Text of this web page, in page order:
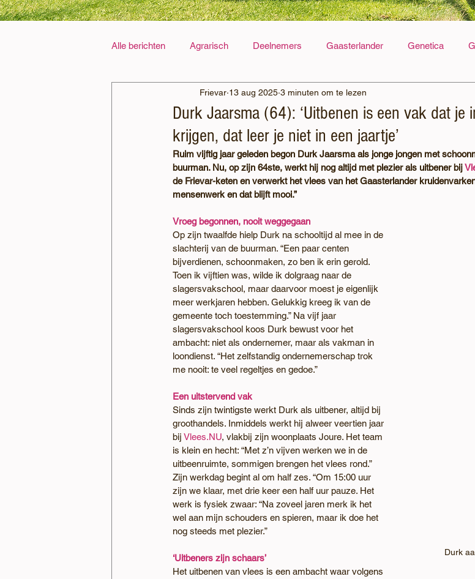
Alle berichten Agrarisch Deelnemers Gaasterlander Genetica
Partners Vervoer Voer Archief
Durk Jaarsma (64): ‘Uitbenen is een vak dat je
krijgen, dat leer je niet in een jaartje’
Frievar 13 aug 2025 3 minuten om te lezen
Ruim vijftig jaar geleden begon Durk Jaarsma als jonge jongen met
buurman. Nu, op zijn 64ste, werkt hij nog altijd met plezier als uitbener bij
de Frievar-keten en verwerkt het vlees van het Gaasterlander
mensenwerk en dat blijft mooi.”
Durk
Vroeg begonnen, nooit weggegaan
Op zijn twaalfde hielp Durk na schooltijd al mee in de
slachterij van de buurman. “Een paar centen
bijverdienen, schoonmaken, zo ben ik erin gerold.
Toen ik vijftien was, wilde ik dolgraag naar de
slagersvakschool, maar daarvoor moest je eigenlijk
meer werkjaren hebben. Gelukkig kreeg ik van de
gemeente toch toestemming.” Na vijf jaar
slagersvakschool koos Durk bewust voor het
ambacht: niet als ondernemer, maar als vakman in
loondienst. “Het zelfstandig ondernemerschap trok
me nooit: te veel regeltjes en gedoe.”
Een uitstervend vak
Sinds zijn twintigste werkt Durk als uitbener, altijd bij
groothandels. Inmiddels werkt hij alweer veertien jaar
bij Vlees.NU, vlakbij zijn woonplaats Joure. Het team
is klein en hecht: “Met z’n vijven werken we in de
uitbeenruimte, sommigen brengen het vlees rond.”
Zijn werkdag begint al om half zes. “Om 15:00 uur
zijn we klaar, met drie keer een half uur pauze. Het
werk is fysiek zwaar: “Na zoveel jaren merk ik het
wel aan mijn schouders en spieren, maar ik doe het
nog steeds met plezier.”
‘Uitbeners zijn schaars’
Het uitbenen van vlees is een ambacht waar volgens